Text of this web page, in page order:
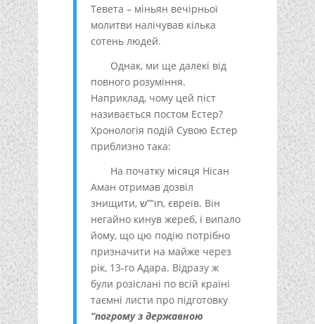
Тевета – міньян вечірньої
молитви налічував кілька
сотень людей.
Однак, ми ще далекі від
повного розуміння.
Наприклад, чому цей піст
називається постом Естер?
Хронологія подій Сувою Естер
приблизно така:
На початку місяця Нісан
Аман отримав дозвіл
знищити, חו””ש, євреїв. Він
негайно кинув жереб, і випало
йому, що цю подію потрібно
призначити на майже через
рік, 13-го Адара. Відразу ж
були розіслані по всій країні
таємні листи про підготовку
“погрому з державною